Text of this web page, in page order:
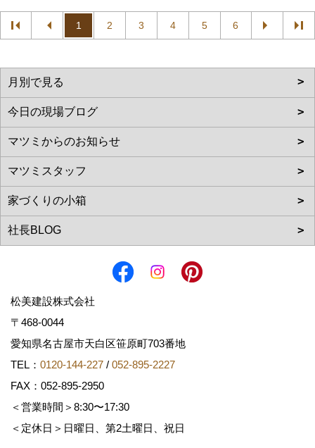
1 2 3 4 5 6
松美建設株式会社
〒468-0044
愛知県名古屋市天白区笹原町703番地
TEL： 0120-144-227 / 052-895-2227
FAX：052-895-2950
＜営業時間＞8:30〜17:30
＜定休日＞日曜日、第2土曜日、祝日